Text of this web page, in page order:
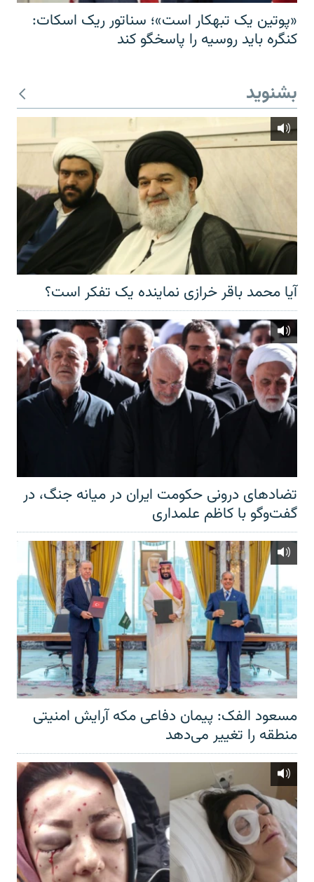
«پوتین یک تبهکار است»؛ سناتور ریک اسکات:
کنگره باید روسیه را پاسخگو کند
بشنوید
آیا محمد باقر خرازی نماینده یک تفکر است؟
تضادهای درونی حکومت ایران در میانه جنگ، در
گفت‌‌وگو با کاظم علمداری
مسعود الفک: پیمان دفاعی مکه آرایش امنیتی
منطقه را تغییر می‌دهد